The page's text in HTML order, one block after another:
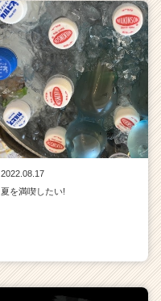
2022.08.17
夏を満喫したい!